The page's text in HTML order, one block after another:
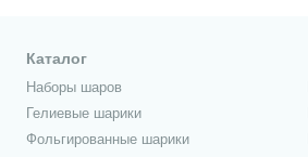
Каталог
Наборы шаров
Гелиевые шарики
Фольгированные шарики